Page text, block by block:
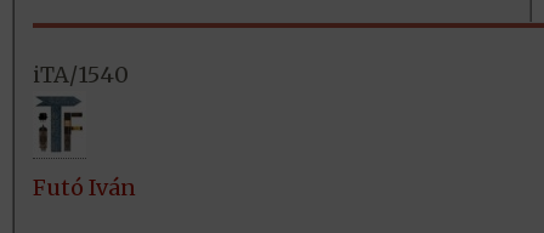
iTA/1540
Futó Iván